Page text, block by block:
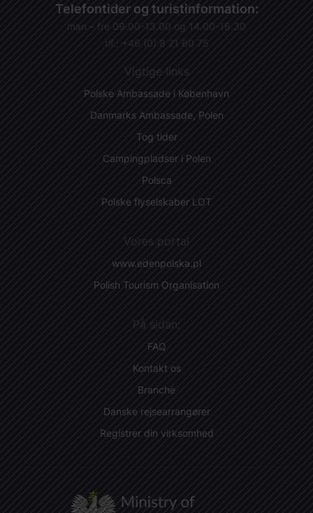
Telefontider og turistinformation:
man – fre 09.00-13.00 og 14.00-16.30
tlf.: +46 (0) 8 21 60 75
Vigtige links
Polske Ambassade i København
Danmarks Ambassade, Polen
Tog tider
Campingpladser i Polen
Polsca
Polske flyselskaber LOT
Vores portal
www.edenpolska.pl
Polish Tourism Organisation
På sidan:
FAQ
Kontakt os
Branche
Danske rejsearrangører
Registrer din virksomhed